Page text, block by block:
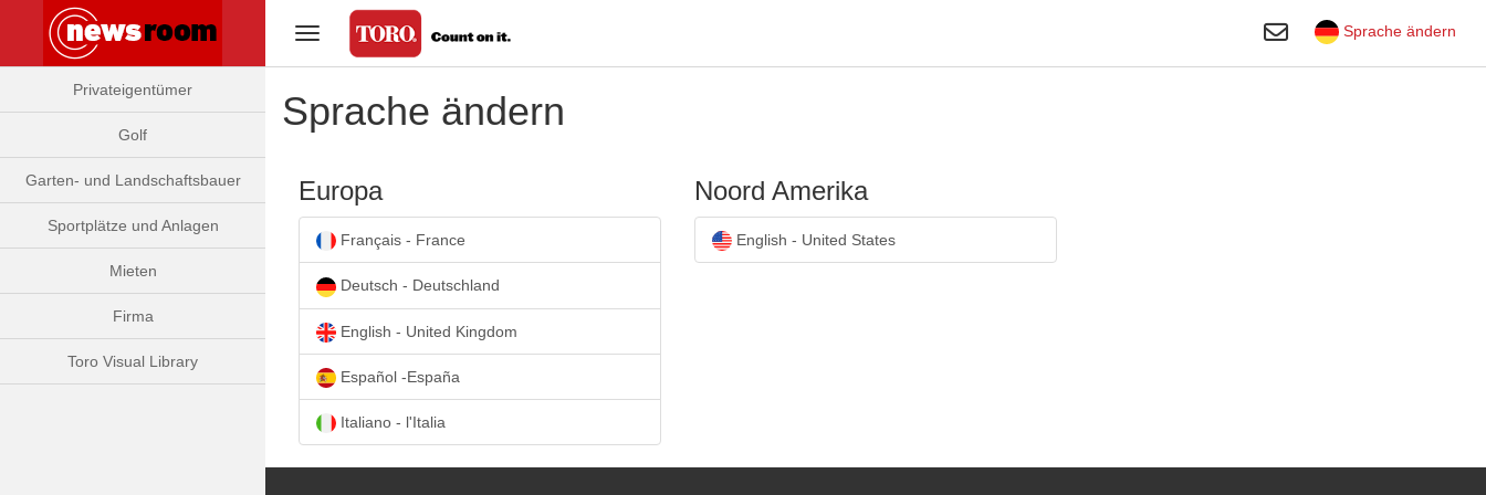
Privateigentümer
Golf
Garten- und Landschaftsbauer
Sportplätze und Anlagen
Mieten
Firma
Toro Visual Library
Navigation umschalten Sprache ändern
Suche umschalten
Sprache ändern
Europa
Français - France
Deutsch - Deutschland
English - United Kingdom
Español -España
Italiano - l'Italia
Noord Amerika
English - United States